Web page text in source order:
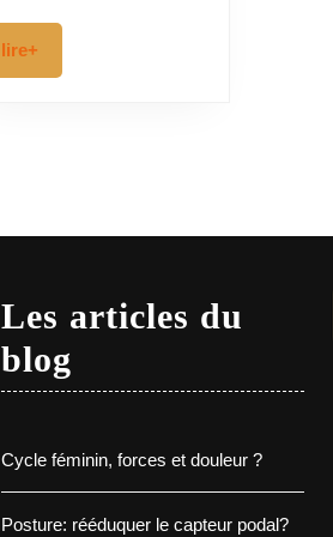
lire+lire+
Les articles du
blog
Cycle féminin, forces et douleur ?
Posture: rééduquer le capteur podal?